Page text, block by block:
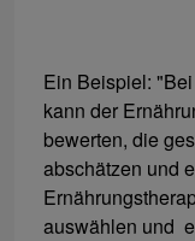
Ein Beispiel:
kann der
bewerten, die
abschätzen und
auswählen und